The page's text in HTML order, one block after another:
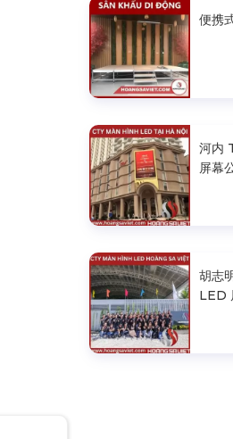
便携
河内
屏幕
胡志
LED